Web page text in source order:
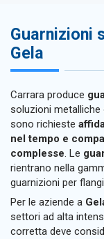
Guarnizioni
Gela
Carrara produce
soluzioni metalliche
sono richieste
nel tempo e
complesse . Le
rientrano nella
guarnizioni per
Per le aziende a
settori ad alta
corretta deve